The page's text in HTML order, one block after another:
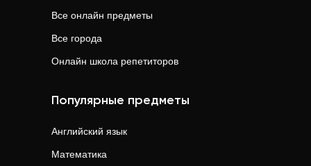
Все онлайн предметы
Все города
Онлайн школа репетиторов
Популярные предметы
Английский язык
Математика